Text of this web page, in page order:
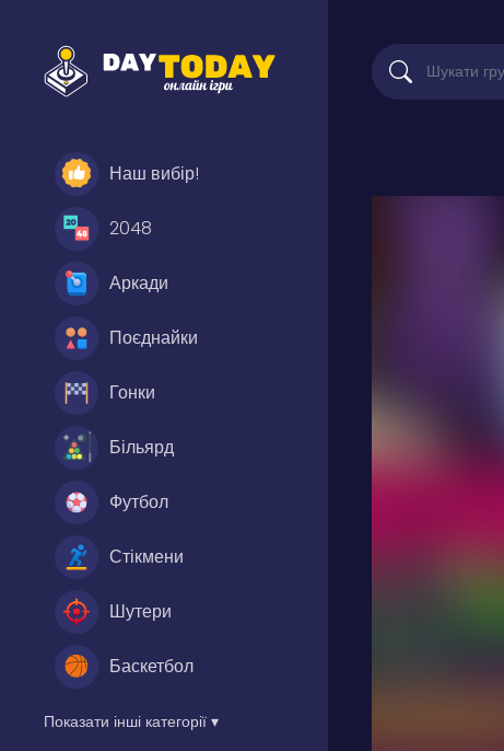
Наш вибір!
2048
Аркади
Поєднайки
Гонки
Більярд
Футбол
Стікмени
Шутери
Баскетбол
Показати інші категорії ▾